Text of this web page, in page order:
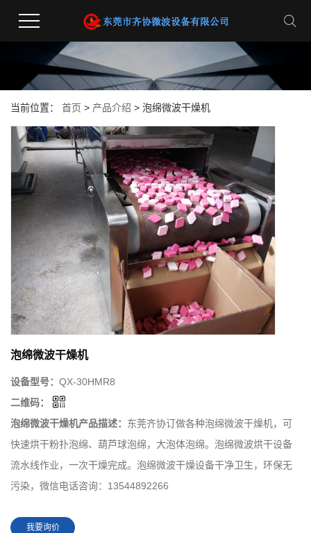
当前位置： 首页 > 产品介绍 > 泡绵微波干燥机
泡绵微波干燥机
设备型号： QX-30HMR8
二维码：
泡绵微波干燥机产品描述： 东莞齐协订做各种泡绵微波干燥机，可
快速烘干粉扑泡绵、葫芦球泡绵，大泡体泡绵。泡绵微波烘干设备
流水线作业，一次干燥完成。泡绵微波干燥设备干净卫生，环保无
污染，微信电话咨询：13544892266
我要询价